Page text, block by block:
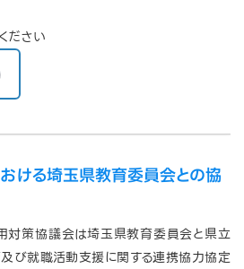
ださい
ける埼玉県教育委員会との協
対策協議会は埼玉県教育委員会と県立
び就職活動支援に関する連携協力協定